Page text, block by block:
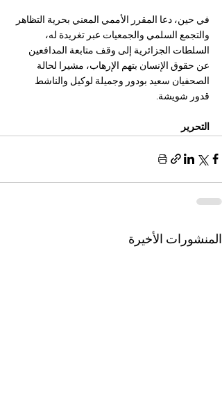
في حين، دعا المقرر الأممي المعني بحرية التظاهر
والتجمع السلمي والجمعيات عبر تغريدة له،
السلطات الجزائرية إلى وقف متابعة المدافعين
عن حقوق الإنسان بتهم الإرهاب، مشيرا لحالة
الصحفيان سعيد بودور وجميلة لوكيل والناشط
قدور شويشة.
التحرير
المنشورات الأخيرة